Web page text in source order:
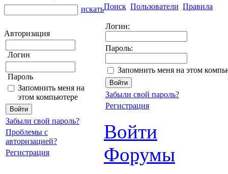
искать
Авторизация
Логин
Пароль
Запомнить меня на
этом компьютере
Забыли свой пароль?
Проблемы с
авторизацией?
Регистрация
Поиск Пользователи Правила
Логин:
Пароль:
Запомнить меня на этом
Забыли свой пароль?
Регистрация
Войти
Форумы